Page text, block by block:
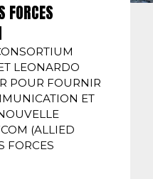
FORCES
LEONARDO
POUR FOURNIR
ET
(ALLIED
FORCES